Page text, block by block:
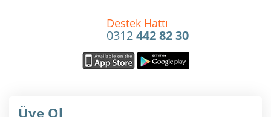
Destek Hattı
0312442 82 30
Üye Ol